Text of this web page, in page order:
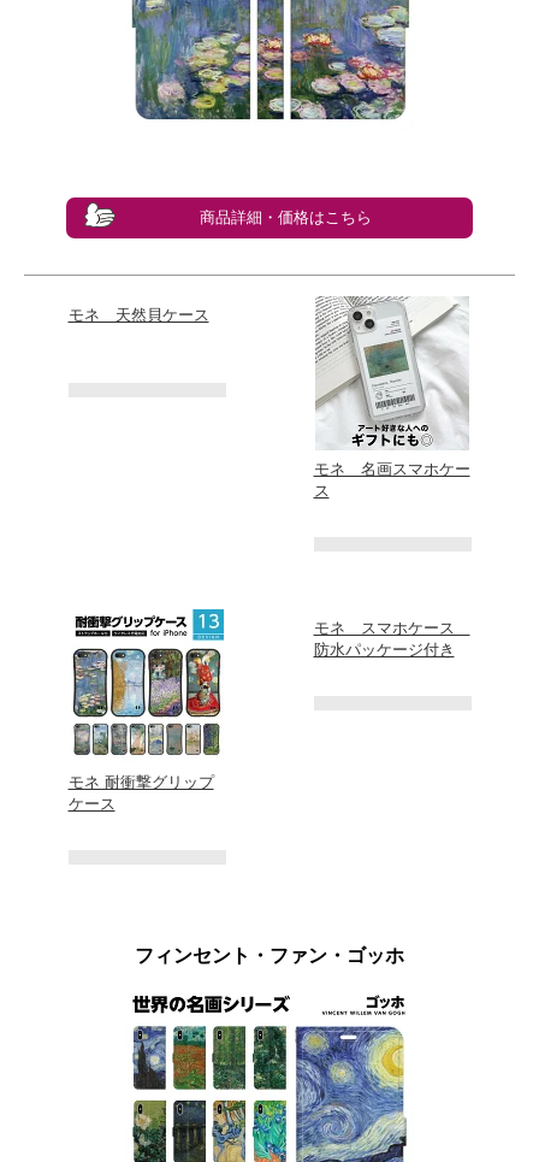
商品詳細・価格はこちら
モネ 天然貝ケース
モネ 名画スマホケー
ス
モネ 耐衝撃グリップ
ケース
モネ スマホケース
防水パッケージ付き
フィンセント・ファン・ゴッホ